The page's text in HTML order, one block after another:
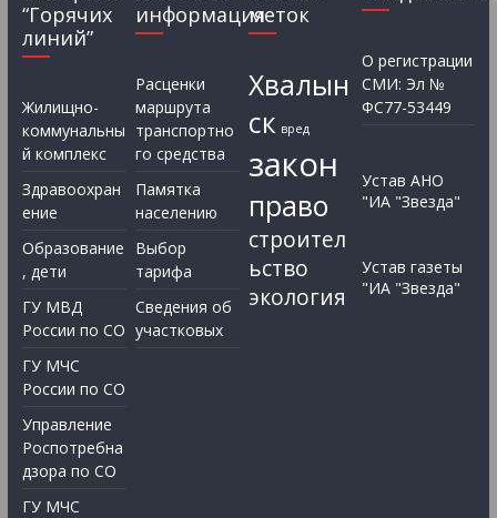
“Горячих
линий”
Жилищно-
коммунальны
й комплекс
Здравоохран
ение
Образование
, дети
ГУ МВД
России по СО
ГУ МЧС
России по СО
Управление
Роспотребна
дзора по СО
ГУ МЧС
информация
Расценки
маршрута
транспортно
го средства
Памятка
населению
Выбор
тарифа
Сведения об
участковых
меток
Хвалын
ск вред
закон
право
строител
ьство
экология
О регистрации
СМИ: Эл №
ФС77-53449
Устав АНО
"ИА "Звезда"
Устав газеты
"ИА "Звезда"